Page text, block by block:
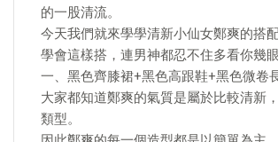
的一股清流。
今天我們就來學學清新小仙女鄭爽的搭配
學會這樣搭，連男神都忍不住多看你幾眼
一、黑色齊膝裙+黑色高跟鞋+黑色微卷
大家都知道鄭爽的氣質是屬於比較清新
類型。